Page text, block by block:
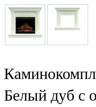
Белый дуб с